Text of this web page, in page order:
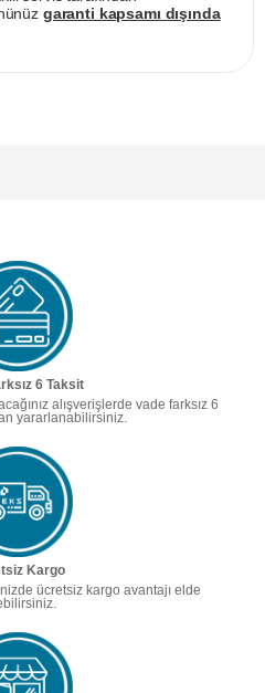
garanti kapsamı dışında
6 Taksit
alışverişlerde vade farksız 6
yararlanabilirsiniz.
Kargo
ücretsiz kargo avantajı elde